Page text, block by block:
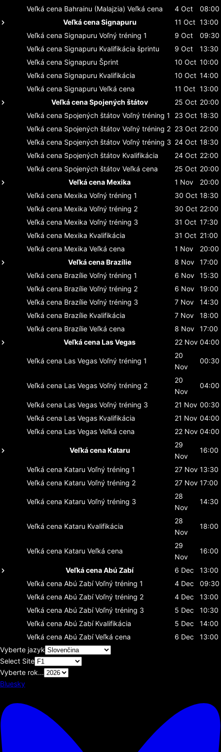
Veľká cena Bahrainu (Malajzia) Veľká cena 4 Oct
08:00
Veľká cena Signapuru
11 Oct 13:00
Veľká cena Signapuru Voľný tréning 1 9 Oct
09:30
Veľká cena Signapuru Kvalifikácia šprintu 9 Oct
13:30
Veľká cena Signapuru Šprint 10 Oct 10:00
Veľká cena Signapuru Kvalifikácia 10 Oct 14:00
Veľká cena Signapuru Veľká cena 11 Oct 13:00
Veľká cena Spojených štátov
25 Oct 20:00
Veľká cena Spojených štátov Voľný tréning 1 23 Oct 18:30
Veľká cena Spojených štátov Voľný tréning 2 23 Oct 22:00
Veľká cena Spojených štátov Voľný tréning 3 24 Oct 18:30
Veľká cena Spojených štátov Kvalifikácia 24 Oct 22:00
Veľká cena Spojených štátov Veľká cena 25 Oct 20:00
Veľká cena Mexika
1 Nov
20:00
Veľká cena Mexika Voľný tréning 1 30 Oct 18:30
Veľká cena Mexika Voľný tréning 2 30 Oct 22:00
Veľká cena Mexika Voľný tréning 3 31 Oct 17:30
Veľká cena Mexika Kvalifikácia 31 Oct 21:00
Veľká cena Mexika Veľká cena 1 Nov
20:00
Veľká cena Brazílie
8 Nov
17:00
Veľká cena Brazílie Voľný tréning 1 6 Nov
15:30
Veľká cena Brazílie Voľný tréning 2 6 Nov
19:00
Veľká cena Brazílie Voľný tréning 3 7 Nov
14:30
Veľká cena Brazílie Kvalifikácia 7 Nov
18:00
Veľká cena Brazílie Veľká cena 8 Nov
17:00
Veľká cena Las Vegas
22 Nov 04:00
Veľká cena Las Vegas Voľný tréning 1
20
Nov
00:30
Veľká cena Las Vegas Voľný tréning 2
20
Nov
04:00
Veľká cena Las Vegas Voľný tréning 3 21 Nov 00:30
Veľká cena Las Vegas Kvalifikácia 21 Nov 04:00
Veľká cena Las Vegas Veľká cena 22 Nov 04:00
Veľká cena Kataru
29
Nov
16:00
Veľká cena Kataru Voľný tréning 1 27 Nov 13:30
Veľká cena Kataru Voľný tréning 2 27 Nov 17:00
Veľká cena Kataru Voľný tréning 3
28
Nov
14:30
Veľká cena Kataru Kvalifikácia
28
Nov
18:00
Veľká cena Kataru Veľká cena
29
Nov
16:00
Veľká cena Abú Zabí 6 Dec
13:00
Veľká cena Abú Zabí Voľný tréning 1 4 Dec
09:30
Veľká cena Abú Zabí Voľný tréning 2 4 Dec
13:00
Veľká cena Abú Zabí Voľný tréning 3 5 Dec
10:30
Veľká cena Abú Zabí Kvalifikácia 5 Dec
14:00
Veľká cena Abú Zabí Veľká cena 6 Dec
13:00
Vyberte jazyk
Select Site
Vyberte rok...
Bluesky